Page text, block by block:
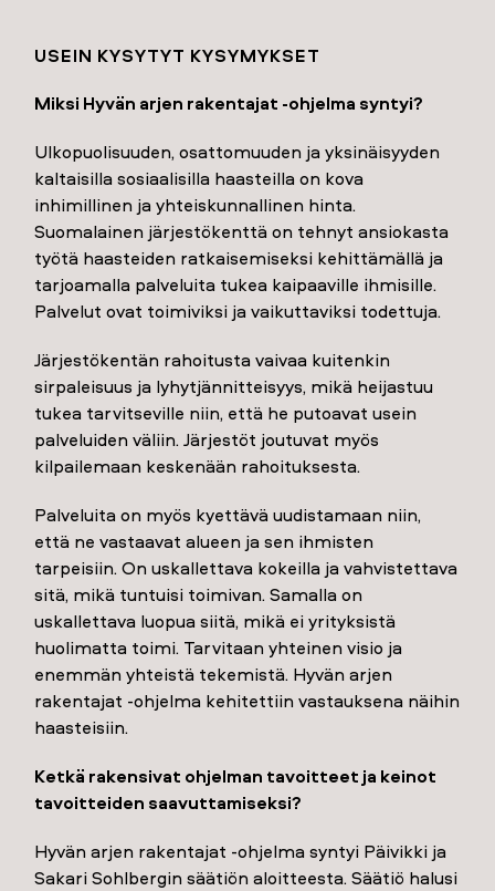
USEIN KYSYTYT KYSYMYKSET
Miksi Hyvän arjen rakentajat -ohjelma syntyi?
Ulkopuolisuuden, osattomuuden ja yksinäisyyden
kaltaisilla sosiaalisilla haasteilla on kova
inhimillinen ja yhteiskunnallinen hinta.
Suomalainen järjestökenttä on tehnyt ansiokasta
työtä haasteiden ratkaisemiseksi kehittämällä ja
tarjoamalla palveluita tukea kaipaaville ihmisille.
Palvelut ovat toimiviksi ja vaikuttaviksi todettuja.
Järjestökentän rahoitusta vaivaa kuitenkin
sirpaleisuus ja lyhytjännitteisyys, mikä heijastuu
tukea tarvitseville niin, että he putoavat usein
palveluiden väliin. Järjestöt joutuvat myös
kilpailemaan keskenään rahoituksesta.
Palveluita on myös kyettävä uudistamaan niin,
että ne vastaavat alueen ja sen ihmisten
tarpeisiin. On uskallettava kokeilla ja vahvistettava
sitä, mikä tuntuisi toimivan. Samalla on
uskallettava luopua siitä, mikä ei yrityksistä
huolimatta toimi. Tarvitaan yhteinen visio ja
enemmän yhteistä tekemistä. Hyvän arjen
rakentajat -ohjelma kehitettiin vastauksena näihin
haasteisiin.
Ketkä rakensivat ohjelman tavoitteet ja keinot
tavoitteiden saavuttamiseksi?
Hyvän arjen rakentajat -ohjelma syntyi Päivikki ja
Sakari Sohlbergin säätiön aloitteesta. Säätiö halusi